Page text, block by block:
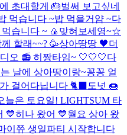
초대할게 🎂벌써 보고싶네
먹습니다 ~밥 먹을거얌 ~다
습니다 ~ 🍙 맞혀보세영~☆
할래~~? 🥳상아땅땅 🖤더
오 📻 히짱타임~ 🤍🤍🤍다
날에 상아땅이랑~꽁꽁 얼
걸어다닙니다 🐈‍⬛️
도넛 🍩
늘은 토요일! LIGHTSUM 타
💙히나 왔어 💙월요 상아 왔
이쮸 생일파티 시작합니다